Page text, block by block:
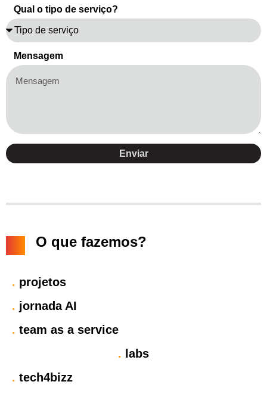
Qual o tipo de serviço?
Mensagem
Enviar
O que fazemos?
. projetos
. jornada AI
. team as a service
. labs
. tech4bizz